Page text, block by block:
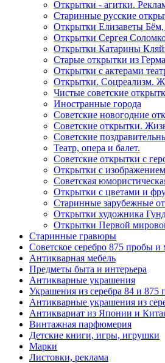
Открытки - агитки.
Старинные русские
Открытки Елизаветы
Открытки Сергея
Открытки Катарины
Старые открытки из
Открытки с актерами
Открытки. Соцреализм.
Чистые советские
Иностранные города
Советские новогодние
Советские открытки.
Советские
Театр, опера и балет.
Советские открытки с
Открытки с
Советская
Открытки с цветами и
Старинные зарубежные
Открытки художника
Открытки Первой
Старинные гравюры
Советское серебро 875 пробы и
Антикварная мебель
Предметы быта и интерьера
Антикварные украшения
Украшения из серебра 84 и 875
Антикварные украшения из
Антиквариат из Японии и
Винтажная парфюмерия
Детские книги, игры, игрушки
Марки
Листовки, реклама